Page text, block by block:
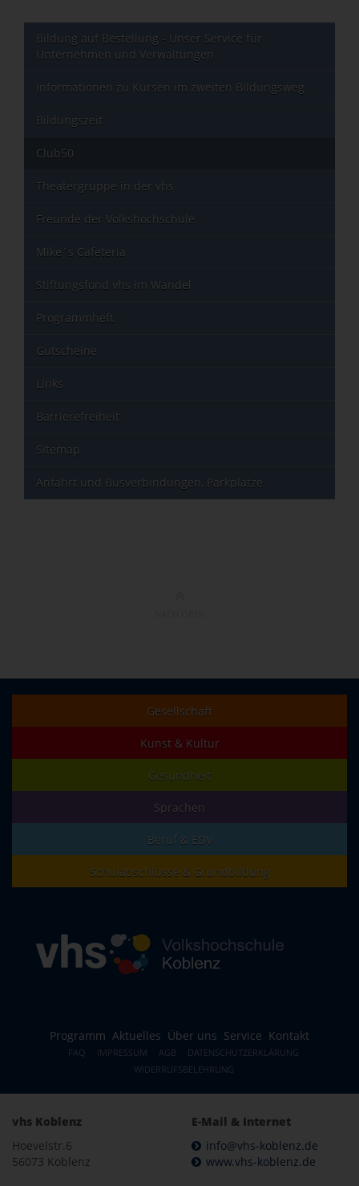
Bildung auf Bestellung - Unser Service für
Unternehmen und Verwaltungen
Informationen zu Kursen im zweiten Bildungsweg
Bildungszeit
Club50
Theatergruppe in der vhs
Freunde der Volkshochschule
Mike´s Cafeteria
Stiftungsfond vhs im Wandel
Programmheft
Gutscheine
Links
Barrierefreiheit
Sitemap
Anfahrt und Busverbindungen, Parkplätze
Gesellschaft
Kunst & Kultur
Gesundheit
Sprachen
Beruf & EDV
Schulabschlüsse & Grundbildung
Programm Aktuelles Über uns Service Kontakt
FAQ IMPRESSUM AGB
DATENSCHUTZERKLÄRUNG
WIDERRUFSBELEHRUNG
vhs Koblenz
Hoevelstr.6
56073 Koblenz
E-Mail & Internet
info@vhs-koblenz.de
www.vhs-koblenz.de